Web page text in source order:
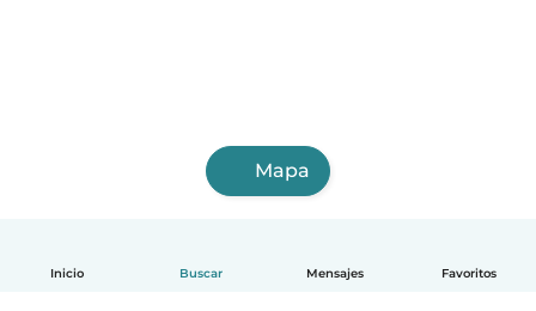
Inicio Buscar Mensajes Favoritos
Mapa